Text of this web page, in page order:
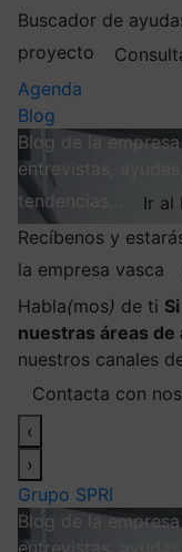
Buscador de
proyecto
Agenda
Blog
Blog de la
entrevistas,
tendencias…
Ir al
Recíbenos y
la empresa vasca
Habla(mos) de ti
nuestras áreas de
nuestros canales
Contacta con
‹
›
Grupo SPRI
Blog de la
entrevistas,